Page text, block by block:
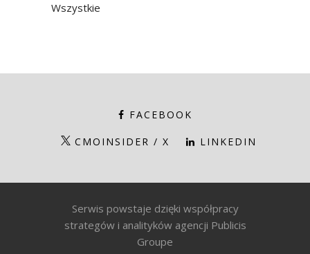
Wszystkie
FACEBOOK
CMOINSIDER / X LINKEDIN
Serwis powstaje dzięki współpracy
strategów i analityków agencji Publicis
Groupe